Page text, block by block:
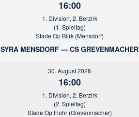
16:00
1. Division, 2. Berzirk
(1. Spieltag)
Stade Op Biirk (Mensdorf)
SYRA MENSDORF — CS GREVENMACHER
30. August 2026
16:00
1. Division, 2. Berzirk
(2. Spieltag)
Stade Op Flohr (Grevenmacher)